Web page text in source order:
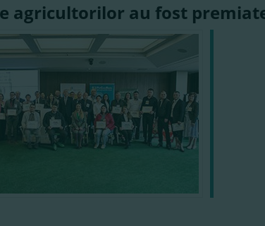
agricultorilor au fost